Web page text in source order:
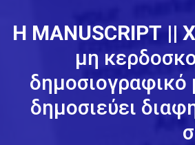
Η MANUSCRIPT ||
μη
δημοσιογραφικό
δημοσιεύει